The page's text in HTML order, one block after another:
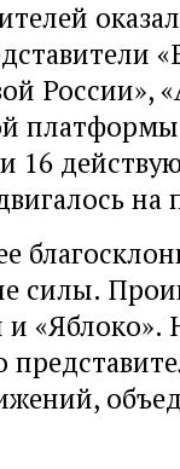
России»,
16
на
силы.
«Яблоко».